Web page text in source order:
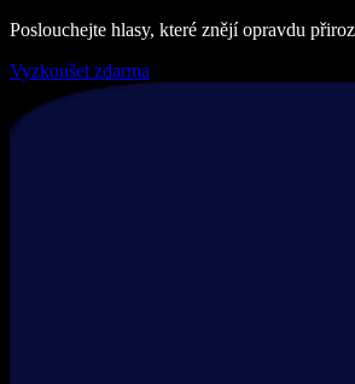
Poslouchejte hlasy, které znějí opravdu
Vyzkoušet zdarma